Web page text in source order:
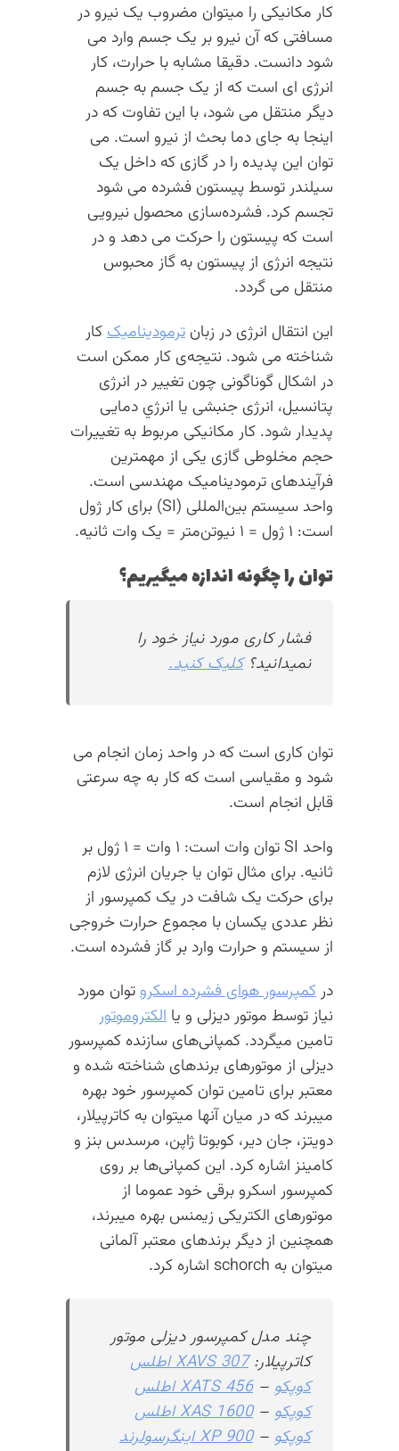
کار مکانیکی را میتوان مضروب یک نیرو در
مسافتی که آن نیرو بر یک جسم وارد می
شود دانست. دقیقا مشابه با حرارت، کار
انرژی ای است که از یک جسم به جسم
دیگر منتقل می شود، با این تفاوت که در
اینجا به جای دما بحث از نیرو است. می
توان این پدیده را در گازی که داخل یک
سیلندر توسط پیستون فشرده می شود
تجسم کرد. فشرده‌سازی محصول نیرویی
است که پیستون را حرکت می دهد و در
نتیجه انرژی از پیستون به گاز محبوس
منتقل می گردد.
این انتقال انرژی در زبان ترمودینامیککار
شناخته می شود. نتیجه‌ی کار ممکن است
در اشکال گوناگونی چون تغییر در انرژی
پتانسیل، انرژی جنبشی یا انرژي دمایی
پدیدار شود. کار مکانیکی مربوط به تغییرات
حجم مخلوطی گازی یکی از مهمترین
فرآیندهای ترمودینامیک مهندسی است.
واحد سیستم بین‌المللی (SI) برای کار ژول
است: ۱ ژول = ۱ نیوتن‌متر = یک وات ثانیه.
توان را چگونه اندازه میگیریم؟
فشار کاری مورد نیاز خود را
نمیدانید؟کلیک کنید.
توان کاری است که در واحد زمان انجام می
شود و مقیاسی است که کار به چه سرعتی
قابل انجام است.
واحد SI توان وات است: ۱ وات = ۱ ژول بر
ثانیه. برای مثال توان یا جریان انرژی لازم
برای حرکت یک شافت در یک کمپرسور از
نظر عددی یکسان با مجموع حرارت خروجی
از سیستم و حرارت وارد بر گاز فشرده است.
درکمپرسور هوای فشرده اسکروتوان مورد
نیاز توسط موتور دیزلی و یا الکتروموتور
تامین میگردد. کمپانی‌های سازنده کمپرسور
دیزلی از موتورهای برندهای شناخته شده و
معتبر برای تامین توان کمپرسور خود بهره
میبرند که در میان آنها میتوان به کاترپیلار،
دویتز، جان دیر، کوبوتا ژاپن، مرسدس بنز و
کامینز اشاره کرد. این کمپانی‌ها بر روی
کمپرسور اسکرو برقی خود عموما از
موتورهای الکتریکی زیمنس بهره میبرند،
همچنین از دیگر برندهای معتبر آلمانی
میتوان به schorch اشاره کرد.
چند مدل کمپرسور دیزلی موتور
کاترپیلار:
XAVS 307 اطلس
کوپکو–
XATS 456 اطلس
کوپکو–
XAS 1600 اطلس
کوپکو–XP 900 اینگرسولرند